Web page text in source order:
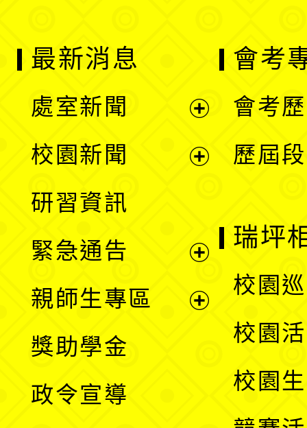
最新消息
處室新聞
單
校園新聞
選
單
研習資訊
緊急通告
親師生專區
獎助學金
政令宣導
會考
會考
歷屆
瑞坪
校園
校園
校園